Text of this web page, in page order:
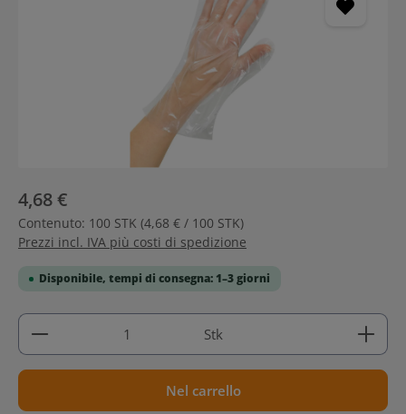
4,68 €
Contenuto: 100 STK (4,68 € / 100 STK)
Prezzi incl. IVA più costi di spedizione
Disponibile, tempi di consegna: 1–3 giorni
Quantità del prodotto: inserisci la quantità
Stk
Nel carrello